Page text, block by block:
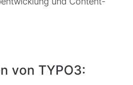
von TYPO3: